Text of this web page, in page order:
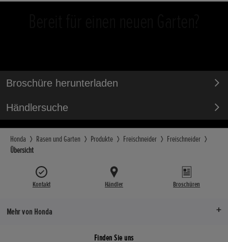
Broschüre herunterladen
Händlersuche
Honda Rasen und Garten Produkte Freischneider
Freischneider
Übersicht
Kontakt Händler Broschüren
Mehr von Honda
Finden Sie uns